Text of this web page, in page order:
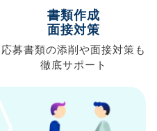
書類作成
面接対策
応募書類の添削や面接対策も
徹底サポート